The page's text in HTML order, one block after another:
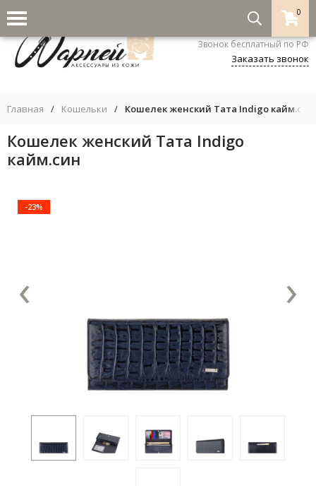
0
8-800-333-5530
Звонок бесплатный по РФ
Заказать звонок
Главная / Кошельки / Кошелек женский Тата Indigo кайм.син
Кошелек женский Тата Indigo
кайм.син
-23%
‹ ›